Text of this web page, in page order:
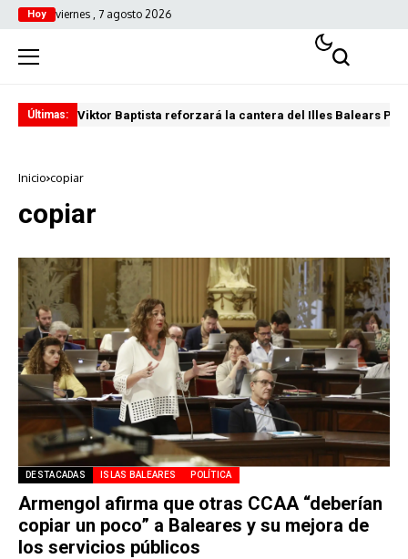
Hoy viernes , 7 agosto 2026
Últimas: Viktor Baptista reforzará la cantera del Illes Balears
Inicio copiar
copiar
DESTACADAS ISLAS BALEARES POLÍTICA
Armengol afirma que otras CCAA “deberían
copiar un poco” a Baleares y su mejora de
los servicios públicos